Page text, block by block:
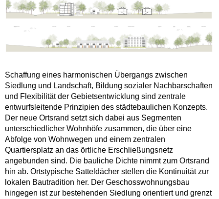
Schaffung eines harmonischen Übergangs zwischen
Siedlung und Landschaft, Bildung sozialer Nachbarschaften
und Flexibilität der Gebietsentwicklung sind zentrale
entwurfsleitende Prinzipien des städtebaulichen Konzepts.
Der neue Ortsrand setzt sich dabei aus Segmenten
unterschiedlicher Wohnhöfe zusammen, die über eine
Abfolge von Wohnwegen und einem zentralen
Quartiersplatz an das örtliche Erschließungsnetz
angebunden sind. Die bauliche Dichte nimmt zum Ortsrand
hin ab. Ortstypische Satteldächer stellen die Kontinuität zur
lokalen Bautradition her. Der Geschosswohnungsbau
hingegen ist zur bestehenden Siedlung orientiert und grenzt